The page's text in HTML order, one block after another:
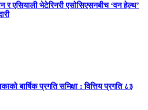
र एसियाली भेटेरिनरी एसोसिएसनबीच ‘वन हेल्थ’
बार्षिक प्रगति समिक्षा : वित्तिय प्रगति ८३